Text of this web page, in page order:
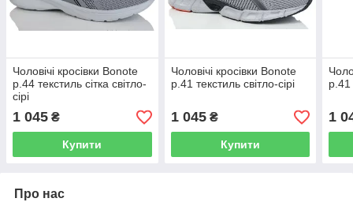
Чоловічі кросівки Bonote
р.44 текстиль сітка світло-
сірі
1 045 ₴
Купити
Чоловічі кросівки Bonote
р.41 текстиль світло-сірі
1 045₴
Купити
р.41
1
Про нас